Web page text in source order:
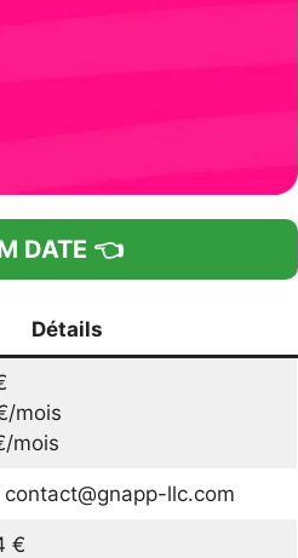
DATE 👈
Détails
mois
mois
llc.com
€